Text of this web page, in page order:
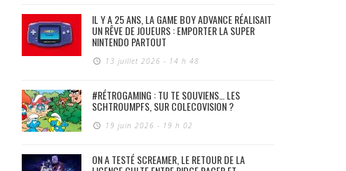
IL Y A 25 ANS, LA GAME BOY ADVANCE RÉALISAIT
UN RÊVE DE JOUEURS : EMPORTER LA SUPER
NINTENDO PARTOUT
13 juillet 2026 - 14 h 48
#RÉTROGAMING : TU TE SOUVIENS… LES
SCHTROUMPFS, SUR COLECOVISION ?
19 juin 2026 - 19 h 02
ON A TESTÉ SCREAMER, LE RETOUR DE LA